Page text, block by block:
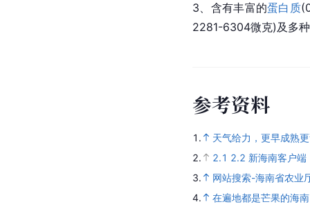
3、含有丰富的蛋白质
2281-6304微克)及多
参考资料
1.
天气给力，更早成熟
2.
2.1 2.2 新海南客户
3.
网站搜索-海南省农业
4.
在遍地都是芒果的海